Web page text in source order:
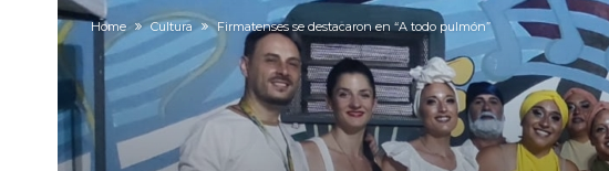
Colecta solidaria de juguetes en Firmat para el EPI y el
Firmat: “Codo a codo” lanza una campaña de recolección de
Vuelve el básquet: este viernes arranca el Clausura con
Güemes y Mariano Vera
Alerta meteorológico: el SMN advierte por tormentas fuertes
Home Cultura Firmatenses se destacaron en “A todo pulmón”